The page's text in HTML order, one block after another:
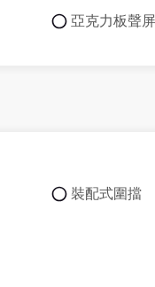
亞克力板聲
裝配式圍擋